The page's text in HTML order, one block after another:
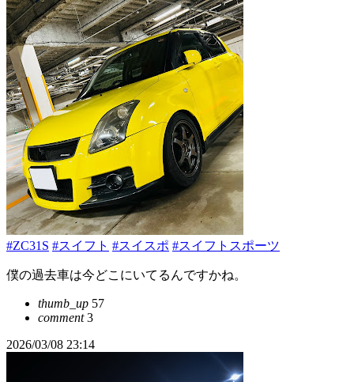
#ZC31S #スイフト #スイスポ #スイフトスポーツ
僕の過去車は今どこにいてるんですかね。
thumb_up 57
comment3
2026/03/08 23:14